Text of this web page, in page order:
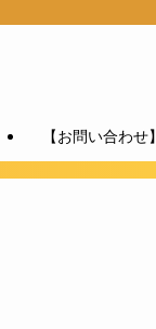
【お問い合わせ】